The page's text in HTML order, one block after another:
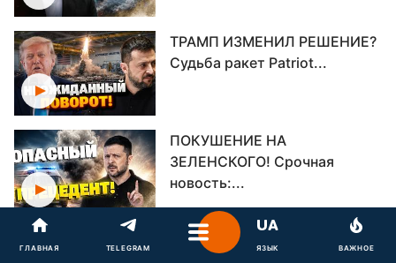
ТРАМП ИЗМЕНИЛ РЕШЕНИЕ?
Судьба ракет Patriot...
ПОКУШЕНИЕ НА
ЗЕЛЕНСКОГО! Срочная
новость:...
Секретный план Путина в
ГЛАВНАЯ TELEGRAM ЯЗЫК ВАЖНОЕ